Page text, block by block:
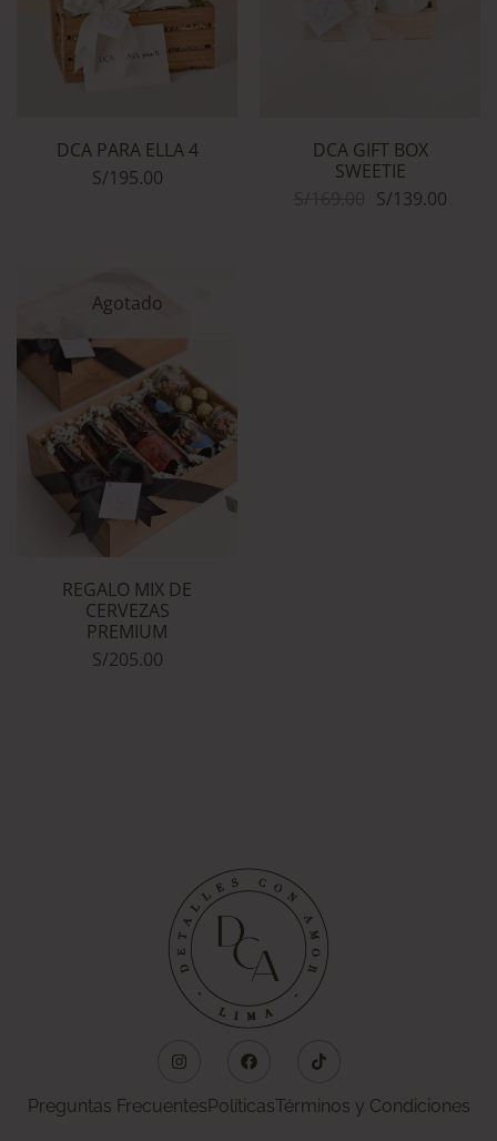
DCA PARA ELLA 4
S/195.00
DCA GIFT BOX
SWEETIE
S/139.00
Agotado
REGALO MIX DE
CERVEZAS
PREMIUM
S/205.00
Preguntas Frecuentes PolíticasTérminos y Condiciones